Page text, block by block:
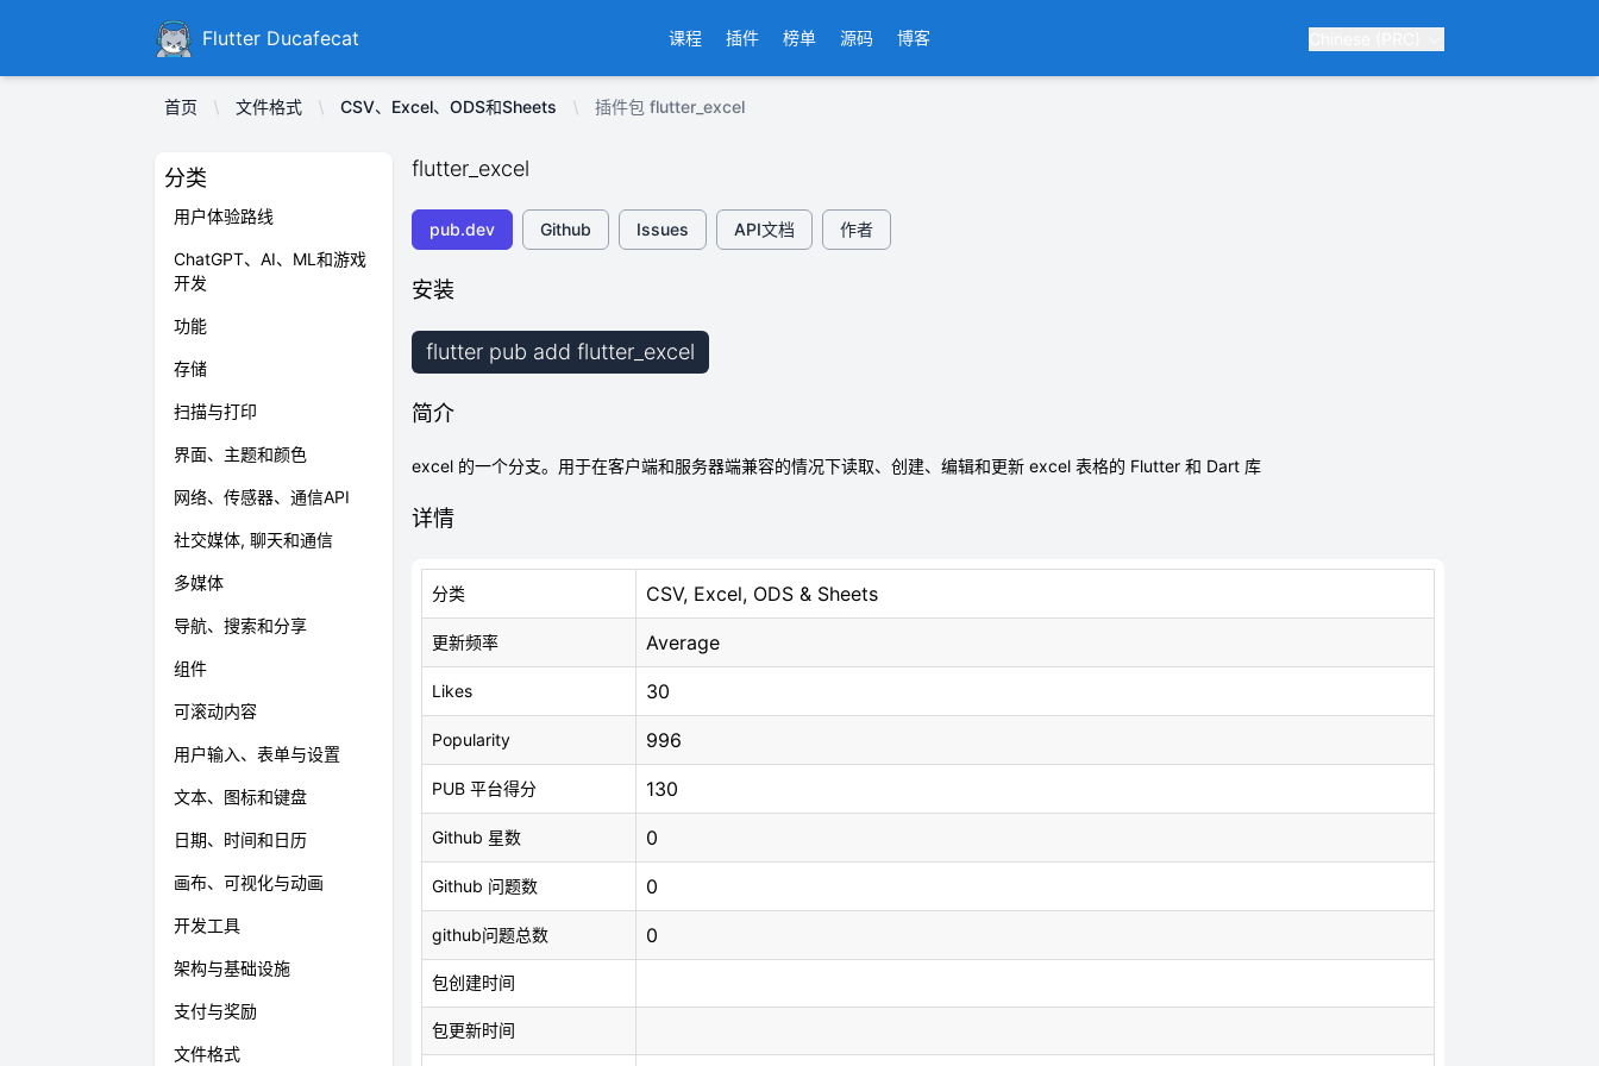
DucafecatFlutter Ducafecat 课程 插件 榜单 源码 博客
首页 文件格式 CSV、Excel、ODS和Sheets 插件包 flutter_excel
分类
用户体验路线
ChatGPT、AI、ML和游戏
开发
功能
存储
扫描与打印
界面、主题和颜色
网络、传感器、通信API
社交媒体, 聊天和通信
多媒体
导航、搜索和分享
组件
可滚动内容
用户输入、表单与设置
文本、图标和键盘
日期、时间和日历
画布、可视化与动画
开发工具
架构与基础设施
支付与奖励
文件格式
flutter_excel
pub.dev Github Issues API文档 作者
安装
flutter pub add flutter_excel
简介
excel 的一个分支。用于在客户端和服务器端兼容的情况下读取、创建、编辑和更新 excel 表格的 Flutter 和 Dart 库
详情
分类 CSV, Excel, ODS & Sheets
更新频率 Average
Likes 30
Popularity 996
PUB 平台得分 130
Github 星数 0
Github 问题数 0
github问题总数 0
包创建时间
包更新时间